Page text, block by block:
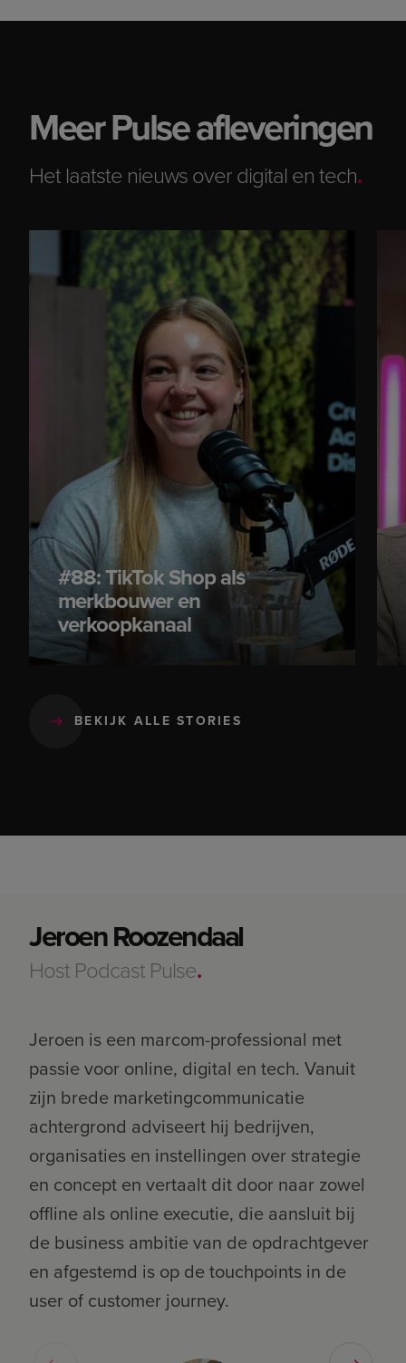
Meer Pulse afleveringen
Het laatste nieuws over digital en tech.
BEKIJK ALLE STORIES
#88: TikTok Shop als
merkbouwer en
verkoopkanaal
Jeroen Roozendaal
Host Podcast Pulse.
Jeroen is een marcom-professional met
passie voor online, digital en tech. Vanuit
zijn brede marketingcommunicatie
achtergrond adviseert hij bedrijven,
organisaties en instellingen over strategie
en concept en vertaalt dit door naar zowel
offline als online executie, die aansluit bij
de business ambitie van de opdrachtgever
en afgestemd is op de touchpoints in de
user of customer journey.